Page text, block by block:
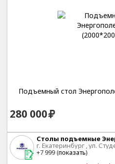
Подъемный стол
280 000
Столы подъемные
г. Екатеринбург , ул.
+7 999 (показать)